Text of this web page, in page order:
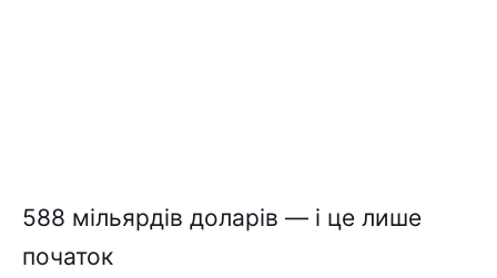
588 мільярдів доларів — і це лише
початок